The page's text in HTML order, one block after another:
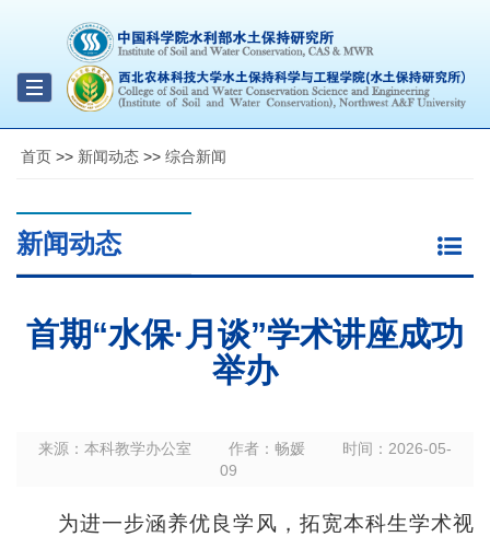
Toggle
navigation
首页 >> 新闻动态 >> 综合新闻
新闻动态
首期“水保·月谈”学术讲座成功
举办
来源： 本科教学办公室 作者： 畅媛 时间： 2026-05-
09
为进一步涵养优良学风，拓宽本科生学术视